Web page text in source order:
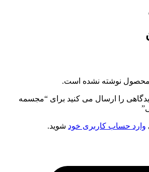
محصول نوشته نشده است.
را ارسال می کنید برای “مجسمه
وارد حساب کاربری خود شوید.